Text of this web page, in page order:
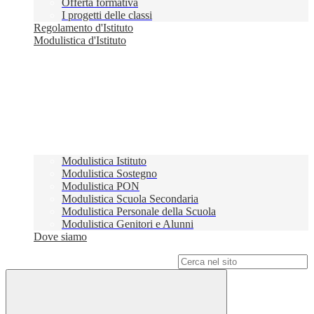
Offerta formativa
I progetti delle classi
Regolamento d'Istituto
Modulistica d'Istituto
Modulistica Istituto
Modulistica Sostegno
Modulistica PON
Modulistica Scuola Secondaria
Modulistica Personale della Scuola
Modulistica Genitori e Alunni
Dove siamo